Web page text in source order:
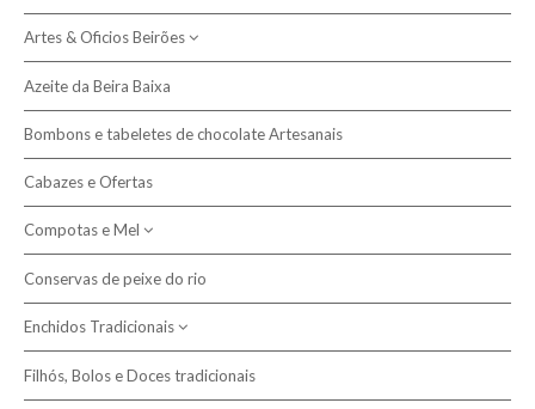
Política de Devolução
Política de Privacidade e Cookies
Resolução de Litígios
Pesquisar
Artes & Oficios Beirões
Artesanato
Cestas de junco
Artigos em Burel
Chinelos de burel
Cátia Ladeira
Fátima Quelhas Figueiredo
João Morgado
José António Pinho
Marta Duarte
Mantas e Cobertores
Cobertores de lã
Sabonetes artesanais
de azeite
de leite de ovelha
Cachecóis
Azeite da Beira Baixa
Bombons e tabeletes de chocolate Artesanais
Cabazes e Ofertas
Compotas e Mel
Compotas
Mel da Beira Baixa
Conservas de peixe do rio
Enchidos Tradicionais
Alheiras
Filhós, Bolos e Doces tradicionais